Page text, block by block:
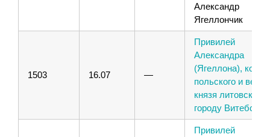
Александр
Ягеллончик
1503 16.07 —
Привилей
Александра
(Ягеллона),
польского и
князя литовского,
городу Витебску
Привилей